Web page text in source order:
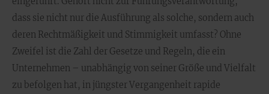
dass sie nicht nur die Ausführung als solche, sondern auch
deren Rechtmäßigkeit und Stimmigkeit umfasst? Ohne
Zweifel ist die Zahl der Gesetze und Regeln, die ein
Unternehmen – unabhängig von seiner Größe und Vielfalt
zu befolgen hat, in jüngster Vergangenheit rapide